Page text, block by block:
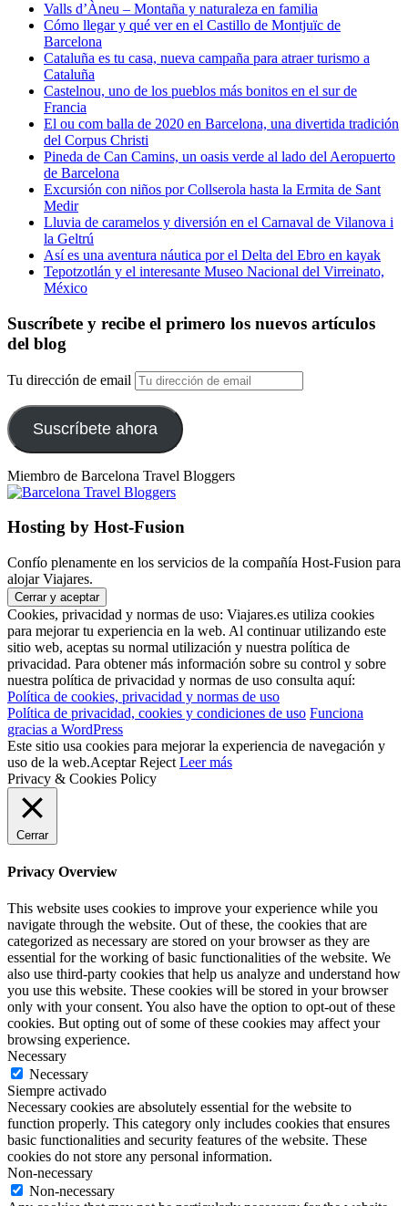
Valls d’Àneu – Montaña y naturaleza en familia
Cómo llegar y qué ver en el Castillo de Montjuïc de
Barcelona
Cataluña es tu casa, nueva campaña para atraer turismo a
Cataluña
Castelnou, uno de los pueblos más bonitos en el sur de
Francia
El ou com balla de 2020 en Barcelona, una divertida tradición
del Corpus Christi
Pineda de Can Camins, un oasis verde al lado del Aeropuerto
de Barcelona
Excursión con niños por Collserola hasta la Ermita de Sant
Medir
Lluvia de caramelos y diversión en el Carnaval de Vilanova i
la Geltrú
Así es una aventura náutica por el Delta del Ebro en kayak
Tepotzotlán y el interesante Museo Nacional del Virreinato,
México
Suscríbete y recibe el primero los nuevos artículos
del blog
Tu dirección de email
Suscríbete ahora
Miembro de Barcelona Travel Bloggers
Hosting by Host-Fusion
Confío plenamente en los servicios de la compañía Host-Fusion para
alojar Viajares.
Cookies, privacidad y normas de uso: Viajares.es utiliza cookies
para mejorar tu experiencia en la web. Al continuar utilizando este
sitio web, aceptas su normal utilización y nuestra política de
privacidad. Para obtener más información sobre su control y sobre
nuestra política de privacidad y normas de uso consulta aquí:
Política de cookies, privacidad y normas de uso
Política de privacidad, cookies y condiciones de uso Funciona
gracias a WordPress
Este sitio usa cookies para mejorar la experiencia de navegación y
uso de la web.Aceptar Reject Leer más
Privacy & Cookies Policy
Cerrar
Privacy Overview
This website uses cookies to improve your experience while you
navigate through the website. Out of these, the cookies that are
categorized as necessary are stored on your browser as they are
essential for the working of basic functionalities of the website. We
also use third-party cookies that help us analyze and understand how
you use this website. These cookies will be stored in your browser
only with your consent. You also have the option to opt-out of these
cookies. But opting out of some of these cookies may affect your
browsing experience.
Necessary
Necessary
Siempre activado
Necessary cookies are absolutely essential for the website to
function properly. This category only includes cookies that ensures
basic functionalities and security features of the website. These
cookies do not store any personal information.
Non-necessary
Non-necessary